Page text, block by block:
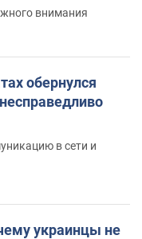
внимания
обернулся
в сети и
украинцы не